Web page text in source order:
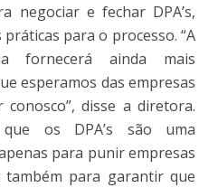
negociar e fechar DPA’s,
para o processo. “A
fornecerá ainda mais
esperamos das empresas
disse a diretora.
os DPA’s são uma
para punir empresas
também para garantir que